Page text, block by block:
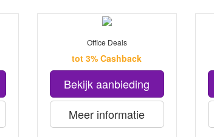
Office Deals
tot 3% Cashback
Bekijk aanbieding
Meer informatie